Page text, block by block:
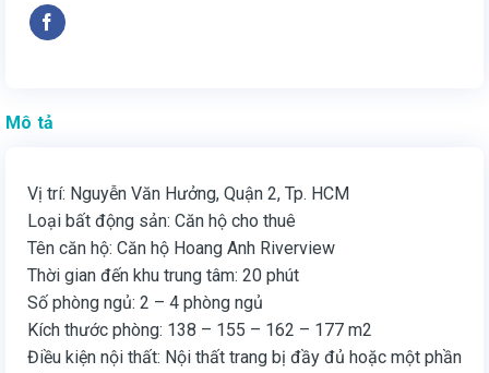
Mô tả
Vị trí: Nguyễn Văn Hưởng, Quận 2, Tp. HCM
Loại bất động sản: Căn hộ cho thuê
Tên căn hộ: Căn hộ Hoang Anh Riverview
Thời gian đến khu trung tâm: 20 phút
Số phòng ngủ: 2 – 4 phòng ngủ
Kích thước phòng: 138 – 155 – 162 – 177 m2
Điều kiện nội thất: Nội thất trang bị đầy đủ hoặc một phần